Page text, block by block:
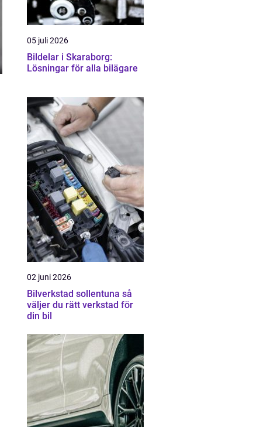
05 juli 2026
Bildelar i Skaraborg:
Lösningar för alla bilägare
02 juni 2026
Bilverkstad sollentuna så
väljer du rätt verkstad för
din bil